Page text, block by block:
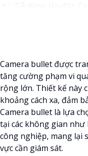
lắp đặt, bạn có thể tự
thuê dịch vụ chuyên
Độ tin cậy cao:
và giám sát, vì vậy bạn
sản phẩm.
🏘4:Tích hợp công
được tích hợp các
biến chuyển động
bảo mật.
🌐5:Hỗ trợ dịch vụ sau
trợ khách hàng tốt sau
Camera bullet được
tăng cường phạm vi
rộng lớn. Thiết kế này
khoảng cách xa, đảm
Camera bullet là lựa
tại các không gian như
công nghiệp, mang lại
vực cần giám sát.